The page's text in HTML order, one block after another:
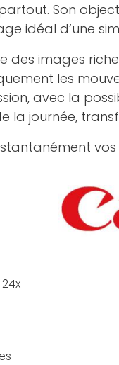
Son
idéal d’une
des images
les
avec la
la journée,
vos